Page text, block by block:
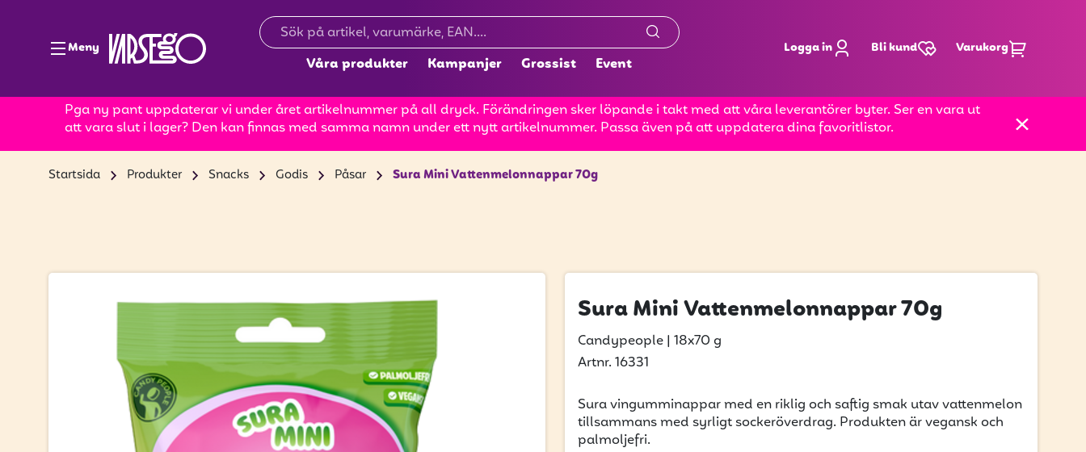
Meny
Våra produkter Kampanjer Grossist Event
Logga in Bli kund Varukorg
Pga ny pant uppdaterar vi under året artikelnummer på all dryck. Förändringen sker löpande i takt med att våra leverantörer byter. Ser en vara ut
att vara slut i lager? Den kan finnas med samma namn under ett nytt artikelnummer. Passa även på att uppdatera dina favoritlistor.
Startsida Produkter Snacks Godis Påsar Sura Mini Vattenmelonnappar 70g
Sura Mini Vattenmelonnappar 70g
Candypeople | 18x70 g
Artnr. 16331
Sura vingumminappar med en riklig och saftig smak utav vattenmelon
tillsammans med syrligt sockeröverdrag. Produkten är vegansk och
palmoljefri.